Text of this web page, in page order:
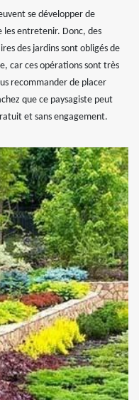
se développer de
entretenir. Donc, des
des jardins sont obligés de
car ces opérations sont très
recommander de placer
que ce paysagiste peut
et sans engagement.